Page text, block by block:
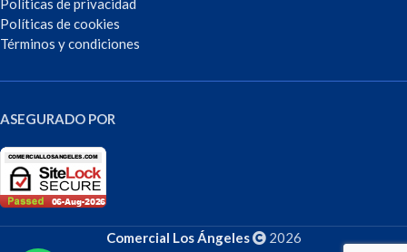
Políticas de privacidad
Políticas de cookies
Términos y condiciones
ASEGURADO POR
Comercial Los Ángeles 2026